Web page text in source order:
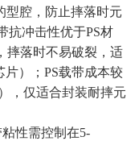
型腔，防止摔落时元
抗冲击性优于PS材
摔落时不易破裂，适
）；PS载带成本较
，仅适合封装耐摔元
性需控制在5-